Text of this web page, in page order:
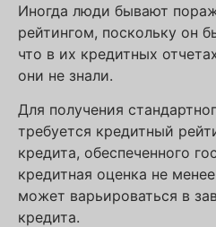
Иногда люди бывают
рейтингом, поскольку он
что в их кредитных
они не знали.
Для получения
требуется кредитный
кредита, обеспеченного
кредитная оценка не
может варьироваться в
кредита.